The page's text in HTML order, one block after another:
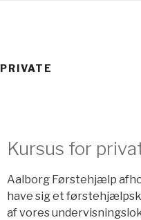
PRIVATE
Kursus for
Aalborg Førstehjælp
have sig et
af vores